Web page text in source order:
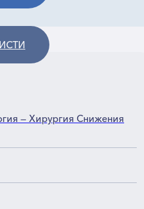
— Хирургия Снижения